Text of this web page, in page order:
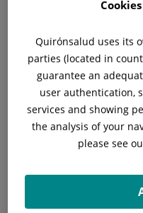
Resultados de
Quirónsalud uses its
parties (located in
guarantee an
user authentication,
services and showing
the analysis of your
please see